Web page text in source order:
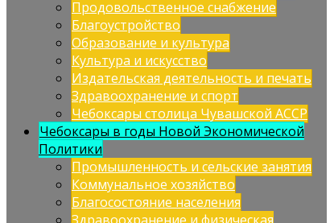
Продовольственное снабжение
Благоустройство
Образование и культура
Культура и искусство
Издательская деятельность и печать
Здравоохранение и спорт
Чебоксары столица Чувашской АССР
Чебоксары в годы Новой Экономической
Политики
Промышленность и сельские занятия
Коммунальное хозяйство
Благосостояние населения